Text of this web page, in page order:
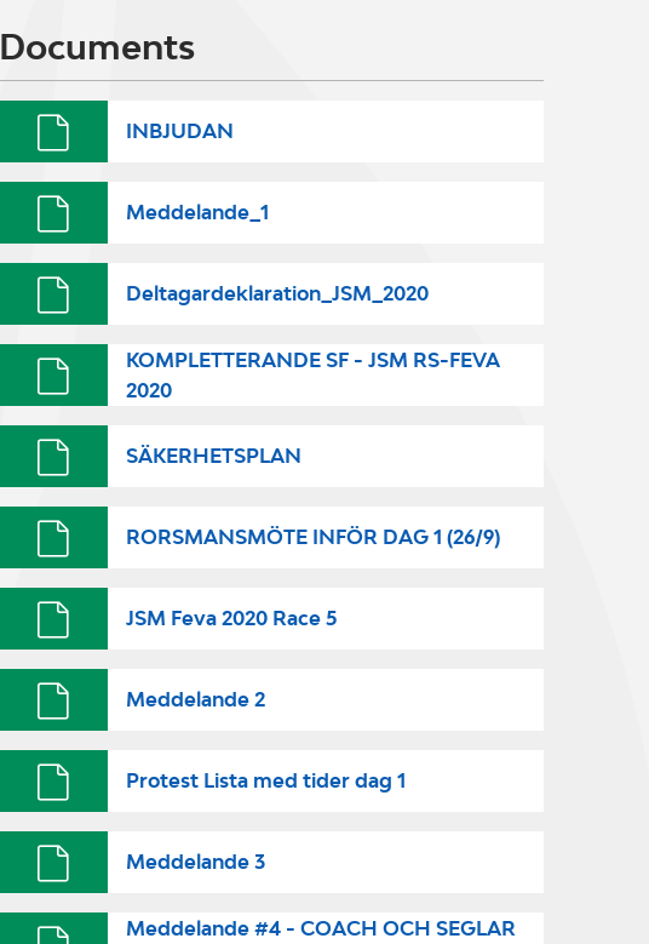
Documents
INBJUDAN
Meddelande_1
Deltagardeklaration_JSM_2020
KOMPLETTERANDE SF - JSM RS-FEVA
2020
SÄKERHETSPLAN
RORSMANSMÖTE INFÖR DAG 1 (26/9)
JSM Feva 2020 Race 5
Meddelande 2
Protest Lista med tider dag 1
Meddelande 3
Meddelande #4 - COACH OCH SEGLAR